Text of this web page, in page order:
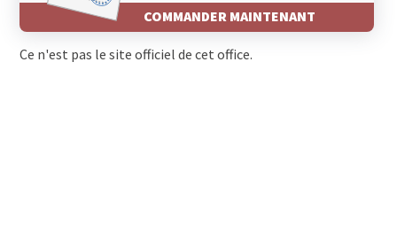
COMMANDER MAINTENANT
Ce n'est pas le site officiel de cet office.